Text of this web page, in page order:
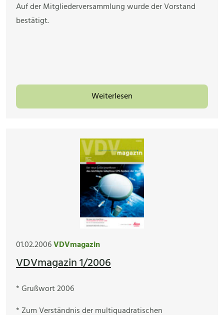
Auf der Mitgliederversammlung wurde der Vorstand
bestätigt.
Weiterlesen
01.02.2006VDVmagazin
VDVmagazin 1/2006
* Grußwort 2006
* Zum Verständnis der multiquadratischen